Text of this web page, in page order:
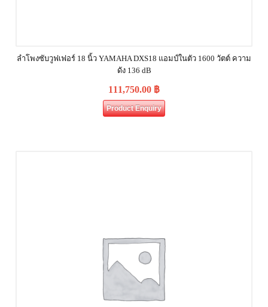
ลำโพงซับวูฟเฟอร์ 18 นิ้ว YAMAHA DXS18 แอมป์ในตัว 1600 วัตต์ ความ
ดัง 136 dB
111,750.00 ฿
Product Enquiry